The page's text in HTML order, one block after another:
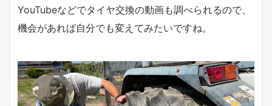
YouTubeなどでタイヤ交換の動画も調べられるので、
機会があれば自分でも変えてみたいですね。